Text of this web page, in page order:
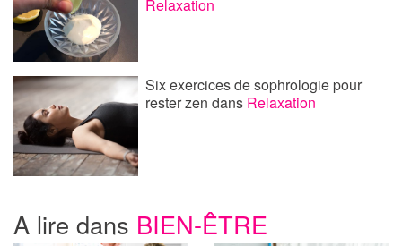
Relaxation
Six exercices de sophrologie pour
rester zendans Relaxation
A lire dans BIEN-ÊTRE